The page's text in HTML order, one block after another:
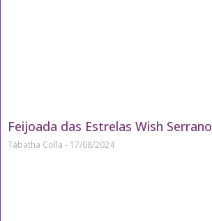
Feijoada das Estrelas Wish Serrano
Tábatha Colla 17/08/2024